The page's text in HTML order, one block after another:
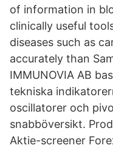
of information in
clinically useful
diseases such as
accurately than
IMMUNOVIA AB
tekniska
oscillatorer och
snabböversikt.
Aktie-screener